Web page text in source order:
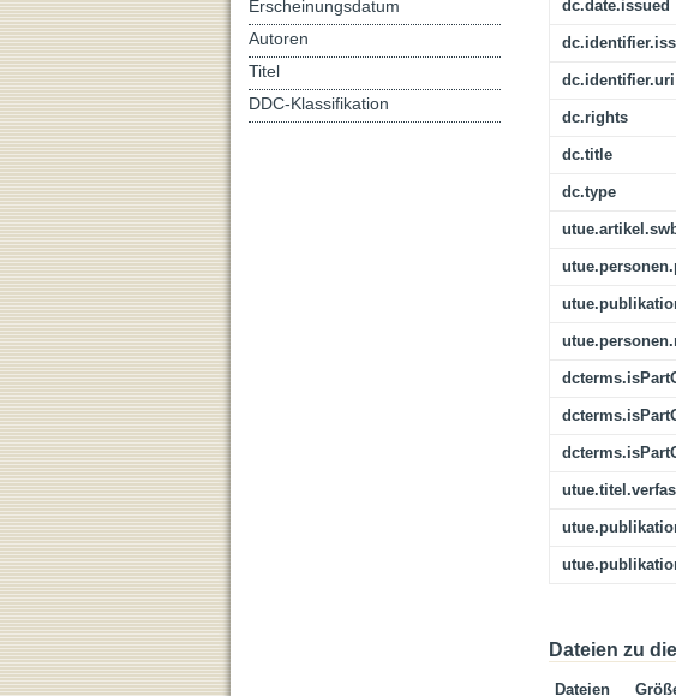
dc.date.issued
dc.identifier.uri
dc.rights
dc.title
dc.type
Dateien zu
Dateien
Erscheinungsdatum
Autoren
Titel
DDC-Klassifikation